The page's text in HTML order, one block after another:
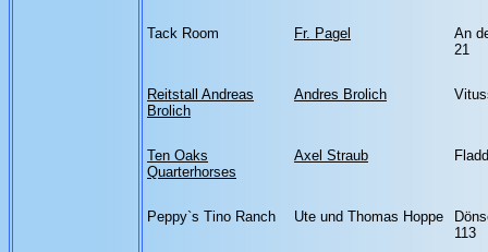
Tack Room Fr. Pagel
An
21
Reitstall Andreas
Brolich
Andres Brolich
Ten Oaks
Quarterhorses
Axel Straub
Peppy`s Tino Ranch Ute und Thomas Hoppe
113